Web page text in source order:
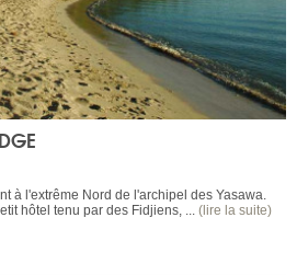
à l'extrême Nord de l'archipel des Yasawa.
hôtel tenu par des Fidjiens, ... (lire la suite)